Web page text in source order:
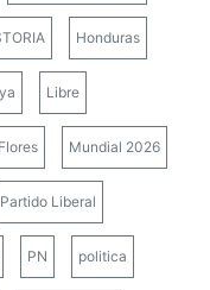
Honduras
Libre
Mundial 2026
Partido Liberal
PN politica